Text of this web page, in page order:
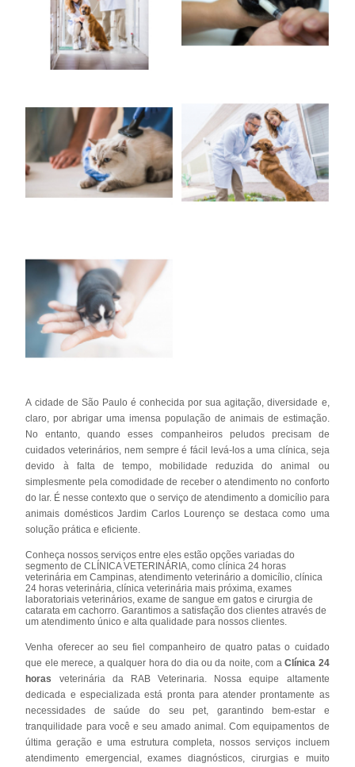
A cidade de São Paulo é conhecida por sua agitação, diversidade e,
claro, por abrigar uma imensa população de animais de estimação.
No entanto, quando esses companheiros peludos precisam de
cuidados veterinários, nem sempre é fácil levá-los a uma clínica, seja
devido à falta de tempo, mobilidade reduzida do animal ou
simplesmente pela comodidade de receber o atendimento no conforto
do lar. É nesse contexto que o serviço de atendimento a domicílio para
animais domésticos Jardim Carlos Lourenço se destaca como uma
solução prática e eficiente.
Conheça nossos serviços entre eles estão opções variadas do
segmento de CLÍNICA VETERINÁRIA, como clínica 24 horas
veterinária em Campinas, atendimento veterinário a domicílio, clínica
24 horas veterinária, clínica veterinária mais próxima, exames
laboratoriais veterinários, exame de sangue em gatos e cirurgia de
catarata em cachorro. Garantimos a satisfação dos clientes através de
um atendimento único e alta qualidade para nossos clientes.
Venha oferecer ao seu fiel companheiro de quatro patas o cuidado
que ele merece, a qualquer hora do dia ou da noite, com aClínica 24
horas
veterinária da RAB Veterinaria. Nossa equipe altamente
dedicada e especializada está pronta para atender prontamente as
necessidades de saúde do seu pet, garantindo bem-estar e
tranquilidade para você e seu amado animal. Com equipamentos de
última geração e uma estrutura completa, nossos serviços incluem
atendimento emergencial, exames diagnósticos, cirurgias e muito